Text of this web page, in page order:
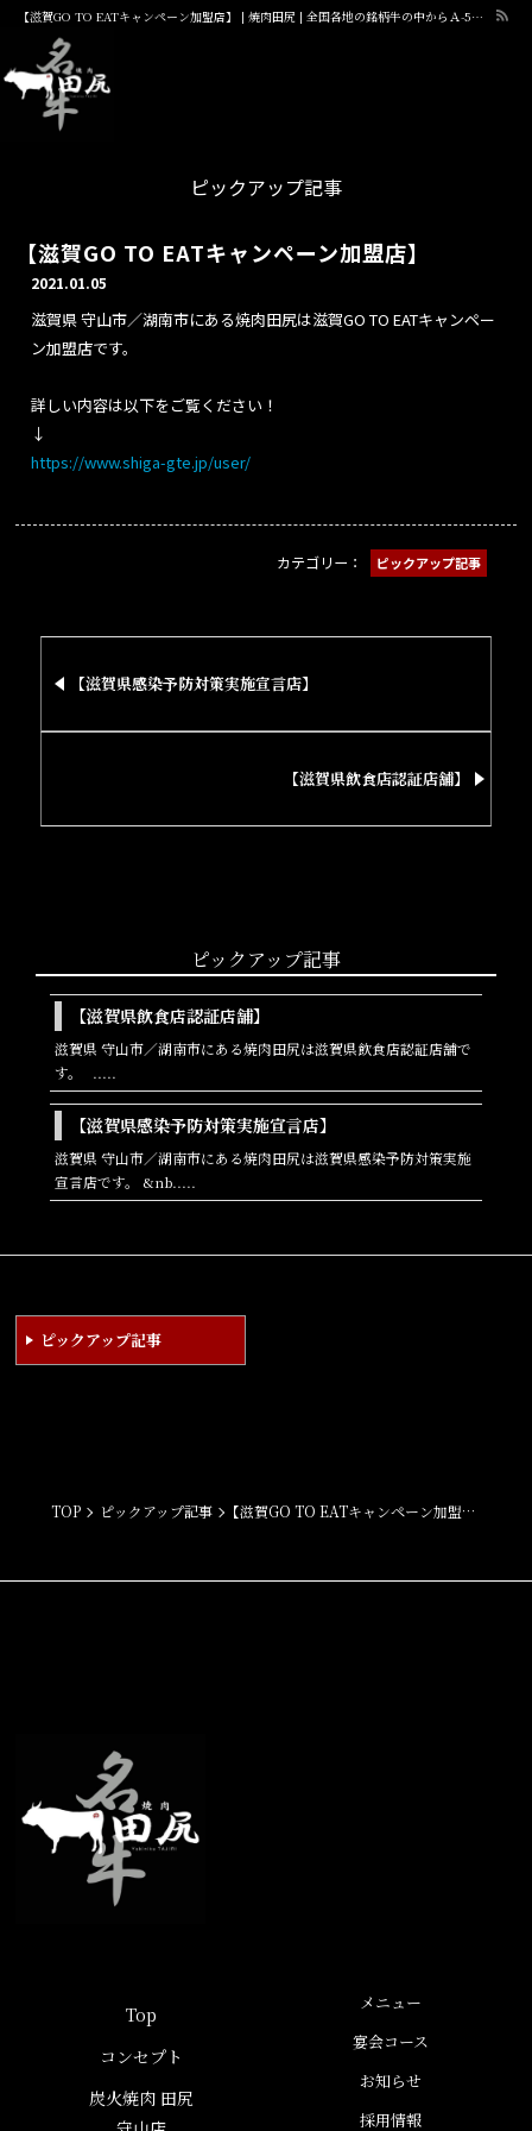
【滋賀GO TO EATキャンペーン加盟店】 | 焼肉田尻 | 全国各地の銘柄牛の中からＡ-5に格付けされた牛肉のみをご提供
ピックアップ記事
【滋賀GO TO EATキャンペーン加盟店】
2021.01.05
滋賀県 守山市／湖南市にある焼肉田尻は滋賀GO TO EATキャンペー
ン加盟店です。
詳しい内容は以下をご覧ください！
↓
https://www.shiga-gte.jp/user/
カテゴリー： ピックアップ記事
【滋賀県感染予防対策実施宣言店】
【滋賀県飲食店認証店舗】
ピックアップ記事
【滋賀県飲食店認証店舗】
滋賀県 守山市／湖南市にある焼肉田尻は滋賀県飲食店認証店舗で
す。 .....
【滋賀県感染予防対策実施宣言店】
滋賀県 守山市／湖南市にある焼肉田尻は滋賀県感染予防対策実施
宣言店です。 &nb.....
ピックアップ記事
TOP ピックアップ記事 【滋賀GO TO EATキャンペーン加盟店】
Top
コンセプト
炭火焼肉 田尻
メニュー
宴会コース
お知らせ
採用情報